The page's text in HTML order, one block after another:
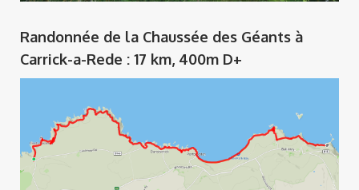
Randonnée de la Chaussée des Géants à
Carrick-a-Rede : 17 km, 400m D+